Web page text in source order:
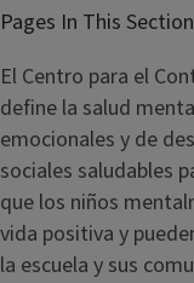
El Centro para el
define la salud
emocionales y de
sociales saludables
que los niños
vida positiva y
la escuela y sus